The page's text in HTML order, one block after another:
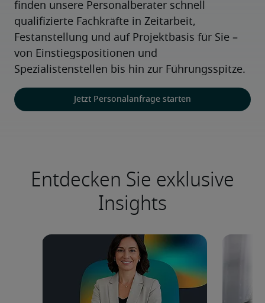
finden unsere Personalberater schnell
qualifizierte Fachkräfte in Zeitarbeit,
Festanstellung und auf Projektbasis für Sie –
von Einstiegspositionen und
Spezialistenstellen bis hin zur Führungsspitze.
Jetzt Personalanfrage starten
Entdecken Sie exklusive
Insights